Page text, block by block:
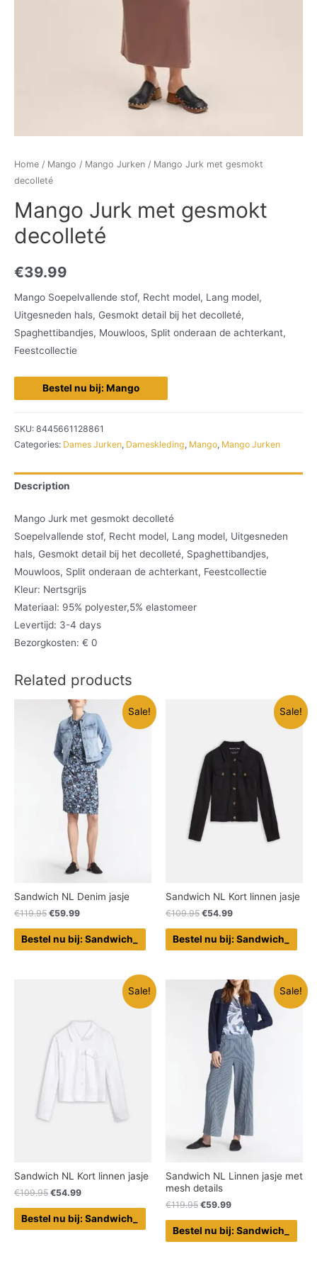
Home / Mango / Mango Jurken / Mango Jurk met gesmokt
decolleté
Mango Jurk met gesmokt
decolleté
€39.99
Mango Soepelvallende stof, Recht model, Lang model,
Uitgesneden hals, Gesmokt detail bij het decolleté,
Spaghettibandjes, Mouwloos, Split onderaan de achterkant,
Feestcollectie
Bestel nu bij: Mango
SKU: 8445661128861
Categories: Dames Jurken, Dameskleding, Mango, Mango Jurken
Description
Mango Jurk met gesmokt decolleté
Soepelvallende stof, Recht model, Lang model, Uitgesneden
hals, Gesmokt detail bij het decolleté, Spaghettibandjes,
Mouwloos, Split onderaan de achterkant, Feestcollectie
Kleur: Nertsgrijs
Materiaal: 95% polyester,5% elastomeer
Levertijd: 3-4 days
Bezorgkosten: € 0
Related products
Sale!
Sandwich NL Denim jasje
€119.95 €59.99
Bestel nu bij: Sandwich_
Sale!
Sandwich NL Kort linnen jasje
€109.95 €54.99
Bestel nu bij: Sandwich_
Sale!
Sandwich NL Kort linnen jasje
€109.95 €54.99
Bestel nu bij: Sandwich_
Sale!
Sandwich NL Linnen jasje met
mesh details
€119.95 €59.99
Bestel nu bij: Sandwich_